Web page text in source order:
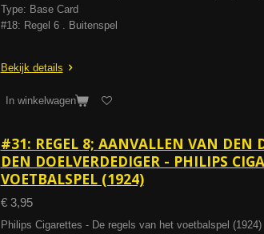
Type: Base Card
#18: Regel 6 . Buitenspel
Bekijk details
In winkelwagen
#31: REGEL 8; AANVALLEN VAN DEN
DEN DOELVERDEDIGER - PHILIPS
VOETBALSPEL (1924)
€ 3,95
Philips Cigarettes - De regels van het voetbalspel (1924)